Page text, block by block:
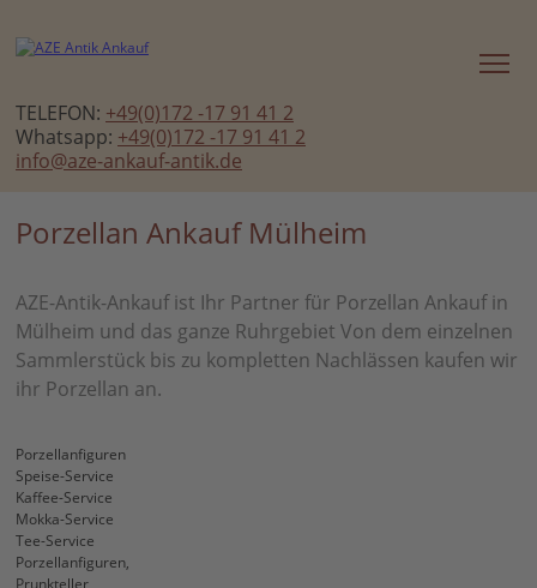
TELEFON: +49(0)172 -17 91 41 2
Whatsapp: +49(0)172 -17 91 41 2
info@aze-ankauf-antik.de
Porzellan Ankauf Mülheim
AZE-Antik-Ankauf ist Ihr Partner für Porzellan Ankauf in
Mülheim und das ganze Ruhrgebiet Von dem einzelnen
Sammlerstück bis zu kompletten Nachlässen kaufen wir
ihr Porzellan an.
Porzellanfiguren
Speise-Service
Kaffee-Service
Mokka-Service
Tee-Service
Porzellanfiguren,
Prunkteller